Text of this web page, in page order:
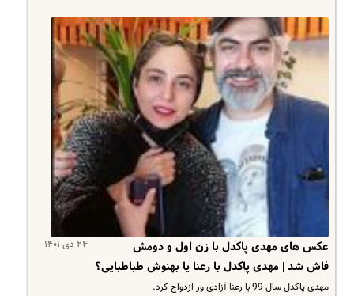
۲۴ دی ۱۴۰۱
عکس های مهدی پاکدل با زن اول و دومش
فاش شد | مهدی پاکدل با رعنا یا بهنوش طباطبایی؟
مهدی پاکدل سال 99 با رعنا آزادی ور ازدواج کرد.